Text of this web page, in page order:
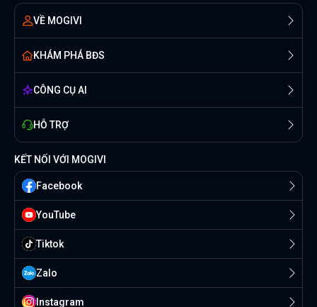
VỀ MOGIVI
KHÁM PHÁ BĐS
CÔNG CỤ AI
HỖ TRỢ
KẾT NỐI VỚI MOGIVI
Facebook
YouTube
Tiktok
Zalo
Instagram